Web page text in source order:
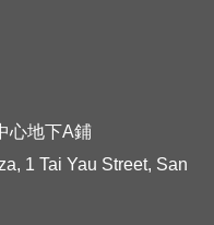
心地下A鋪
1 Tai Yau Street, San